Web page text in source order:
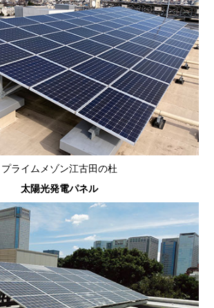
プライムメゾン江古田の杜
太陽光発電パネル